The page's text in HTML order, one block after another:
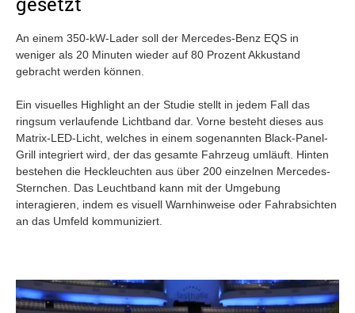
An einem 350-kW-Lader soll der Mercedes-Benz EQS in
weniger als 20 Minuten wieder auf 80 Prozent Akkustand
gebracht werden können.
Ein visuelles Highlight an der Studie stellt in jedem Fall das
ringsum verlaufende Lichtband dar. Vorne besteht dieses aus
Matrix-LED-Licht, welches in einem sogenannten Black-Panel-
Grill integriert wird, der das gesamte Fahrzeug umläuft. Hinten
bestehen die Heckleuchten aus über 200 einzelnen Mercedes-
Sternchen. Das Leuchtband kann mit der Umgebung
interagieren, indem es visuell Warnhinweise oder Fahrabsichten
an das Umfeld kommuniziert.